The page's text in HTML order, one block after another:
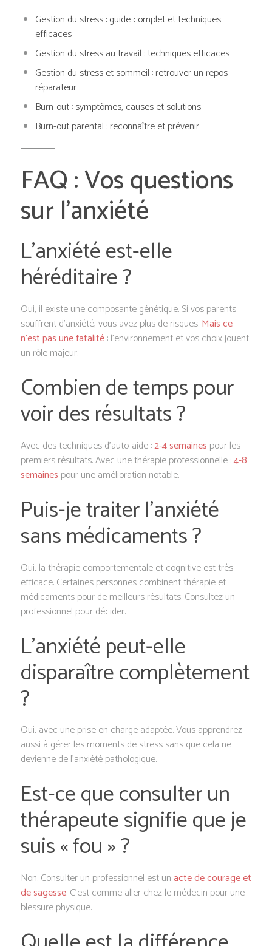
Gestion du stress : guide complet et techniques
efficaces
Gestion du stress au travail : techniques efficaces
Gestion du stress et sommeil : retrouver un repos
réparateur
Burn-out : symptômes, causes et solutions
Burn-out parental : reconnaître et prévenir
FAQ : Vos questions
sur l’anxiété
L’anxiété est-elle
héréditaire ?
Oui, il existe une composante génétique. Si vos parents
souffrent d’anxiété, vous avez plus de risques.Mais ce
n’est pas une fatalité: l’environnement et vos choix jouent
un rôle majeur.
Combien de temps pour
voir des résultats ?
Avec des techniques d’auto-aide :2-4 semaines pour les
premiers résultats. Avec une thérapie professionnelle :4-8
semaines pour une amélioration notable.
Puis-je traiter l’anxiété
sans médicaments ?
Oui, la thérapie comportementale et cognitive est très
efficace. Certaines personnes combinent thérapie et
médicaments pour de meilleurs résultats. Consultez un
professionnel pour décider.
L’anxiété peut-elle
disparaître complètement
?
Oui, avec une prise en charge adaptée. Vous apprendrez
aussi à gérer les moments de stress sans que cela ne
devienne de l’anxiété pathologique.
Est-ce que consulter un
thérapeute signifie que je
suis « fou » ?
Non. Consulter un professionnel est unacte de courage et
de sagesse. C’est comme aller chez le médecin pour une
blessure physique.